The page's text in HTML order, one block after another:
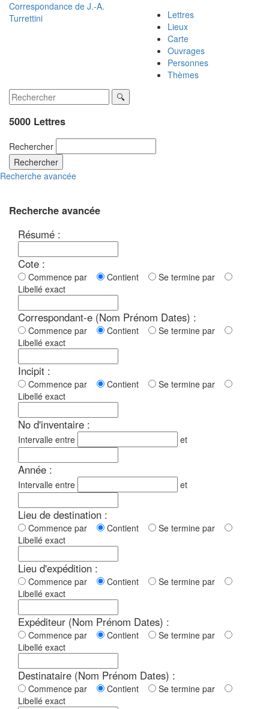
Correspondance de J.-A.
Turrettini
Lettres
Lieux
Carte
Ouvrages
Personnes
Thèmes
5000 Lettres
Rechercher
Rechercher
Recherche avancée
Recherche avancée
Résumé :
Cote :
Commence par Contient
Se termine par
Libellé exact
Correspondant-e (Nom Prénom Dates) :
Commence par Contient
Se termine par
Libellé exact
Incipit :
Commence par Contient
Se termine par
Libellé exact
No d'inventaire :
Intervalle entre et
Année :
Intervalle entre et
Lieu de destination :
Commence par Contient
Se termine par
Libellé exact
Lieu d'expédition :
Commence par Contient
Se termine par
Libellé exact
Expéditeur (Nom Prénom Dates) :
Commence par Contient
Se termine par
Libellé exact
Destinataire (Nom Prénom Dates) :
Commence par Contient
Se termine par
Libellé exact